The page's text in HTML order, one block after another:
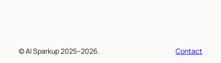
© AI Sparkup 2025–2026. Contact